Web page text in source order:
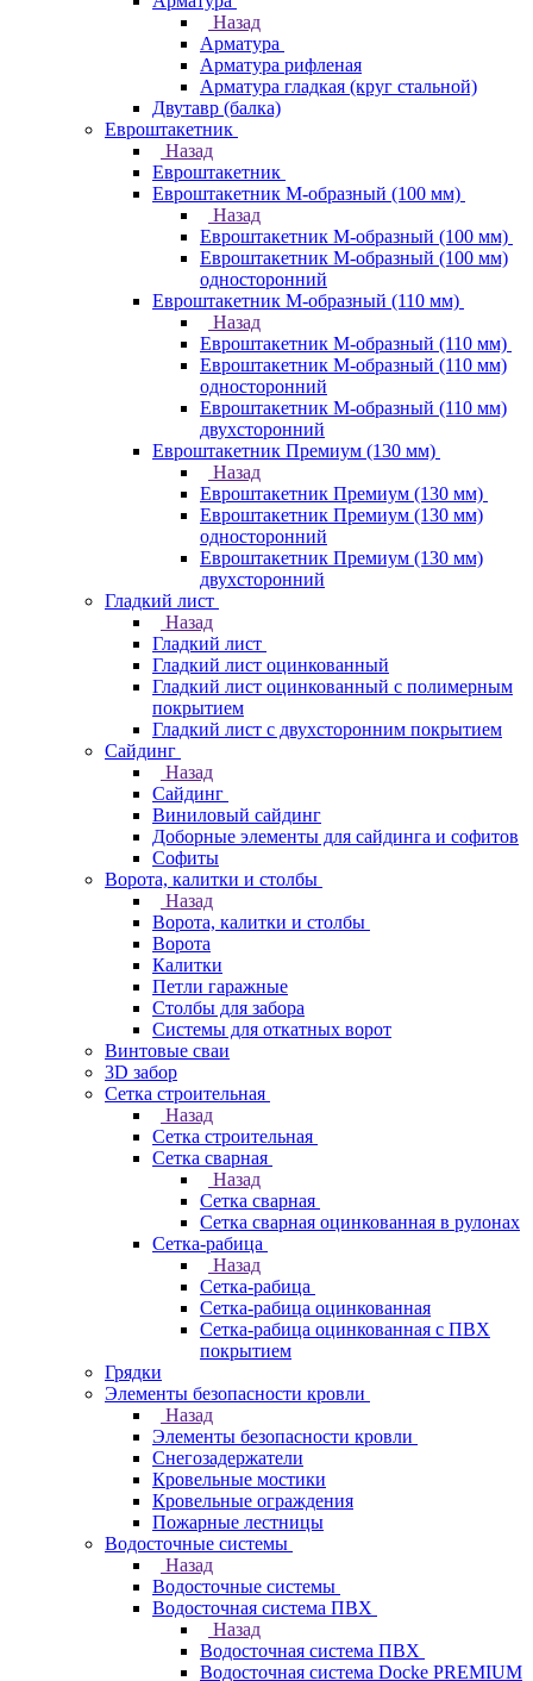
Назад
Арматура
Арматура рифленая
Арматура гладкая (круг стальной)
Двутавр (балка)
Евроштакетник
Назад
Евроштакетник
Евроштакетник М-образный (100 мм)
Назад
Евроштакетник М-образный (100 мм)
Евроштакетник М-образный (100 мм)
односторонний
Евроштакетник М-образный (110 мм)
Назад
Евроштакетник М-образный (110 мм)
Евроштакетник М-образный (110 мм)
односторонний
Евроштакетник М-образный (110 мм)
двухсторонний
Евроштакетник Премиум (130 мм)
Назад
Евроштакетник Премиум (130 мм)
Евроштакетник Премиум (130 мм)
односторонний
Евроштакетник Премиум (130 мм)
двухсторонний
Гладкий лист
Назад
Гладкий лист
Гладкий лист оцинкованный
Гладкий лист оцинкованный с полимерным
покрытием
Гладкий лист с двухсторонним покрытием
Сайдинг
Назад
Сайдинг
Виниловый сайдинг
Доборные элементы для сайдинга и софитов
Софиты
Ворота, калитки и столбы
Назад
Ворота, калитки и столбы
Ворота
Калитки
Петли гаражные
Столбы для забора
Системы для откатных ворот
Винтовые сваи
3D забор
Сетка строительная
Назад
Сетка строительная
Сетка сварная
Назад
Сетка сварная
Сетка сварная оцинкованная в рулонах
Сетка-рабица
Назад
Сетка-рабица
Сетка-рабица оцинкованная
Сетка-рабица оцинкованная с ПВХ
покрытием
Грядки
Элементы безопасности кровли
Назад
Элементы безопасности кровли
Снегозадержатели
Кровельные мостики
Кровельные ограждения
Пожарные лестницы
Водосточные системы
Назад
Водосточные системы
Водосточная система ПВХ
Назад
Водосточная система ПВХ
Водосточная система Docke PREMIUM